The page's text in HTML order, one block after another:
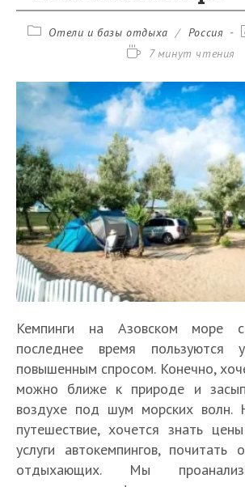
РубрикаОтели и базы отдыха / Россия
Время7 минут чтения
Кемпинги на Азовском море
последнее время пользуются
повышенным спросом. Конечно,
можно ближе к природе и
воздухе под шум морских волн.
путешествие, хочется знать
услуги автокемпингов, почитать
отдыхающих. Мы